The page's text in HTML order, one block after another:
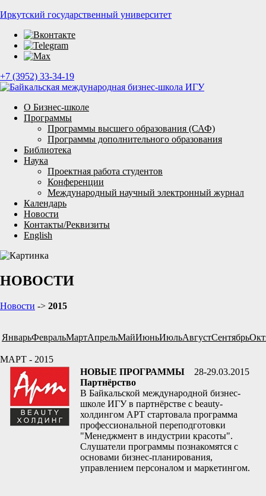
Иркутский государственный университет
+7 (3952) 33-34-19
О Бизнес-школе
Программы
Программы высшего образования (САФ)
Программы дополнительного образования
Библиотека
Наука
Проектная работа студентов
Конференции
Международный научный электронный журнал
Календарь
Новости
Контакты/Реквизиты
English
НОВОСТИ
Новости -> 2015
ЯнварьФевральМартАпрельМайИюньИюльАвгустСентябрь
МАРТ - 2015
НОВЫЕ ПРОГРАММЫ
28-29.03.2015
Партнёрство
В Байкальской международной бизнес-
школе ИГУ в партнёрстве с beauty-
холдингом АРТ стартовала программа
профессиональной переподготовки
"Менеджмент в индустрии красоты".
Слушатели программы познакомятся с
основами бизнес-планирования,
управлением персоналом и маркетингом.